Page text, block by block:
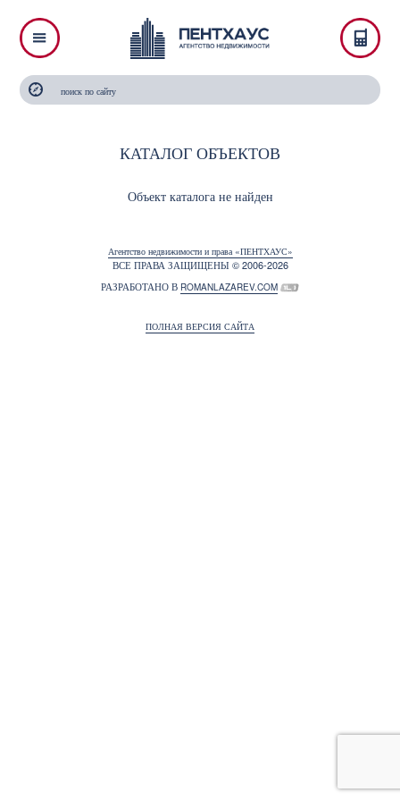
КАТАЛОГ ОБЪЕКТОВ
Объект каталога не найден
Агентство недвижимости и права «ПЕНТХАУС»
ВСЕ ПРАВА ЗАЩИЩЕНЫ © 2006-2026
РАЗРАБОТАНО В ROMANLAZAREV.COM
ПОЛНАЯ ВЕРСИЯ САЙТА